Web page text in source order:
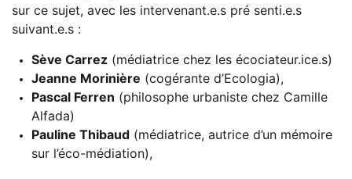
sur ce sujet, avec les intervenant.e.s pré senti.e.s
suivant.e.s :
Sève Carrez (médiatrice chez les écociateur.ice.s)
Jeanne Morinière (cogérante d’Ecologia),
Pascal Ferren (philosophe urbaniste chez Camille
Alfada)
Pauline Thibaud (médiatrice, autrice d’un mémoire
sur l’éco-médiation),